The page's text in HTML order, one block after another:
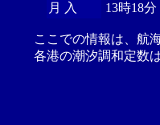
月 入
13時18分
ここでの情報は、航
各港の潮汐調和定数